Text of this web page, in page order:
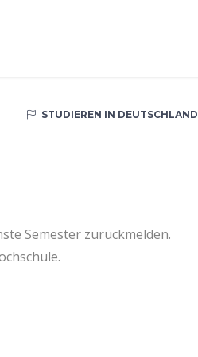
STUDIEREN IN DEUTSCHLAND
Semester zurückmelden.